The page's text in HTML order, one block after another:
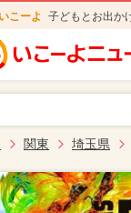
いこーよ 子どもとお出か
関東 埼玉県